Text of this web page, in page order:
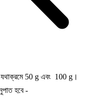
যথাক্রমে 50 g এবং 100 g।
হবে -